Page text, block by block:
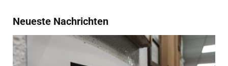
Neueste Nachrichten